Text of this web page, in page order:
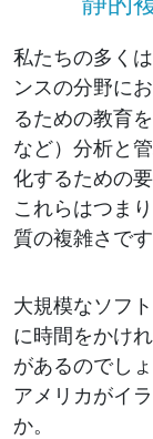
私たちの多く
ンスの分野にお
るための教育
など）分析と
化するための
これらはつま
質の複雑さです
大規模なソフ
に時間をかけ
があるのでしょ
アメリカがイ
か。